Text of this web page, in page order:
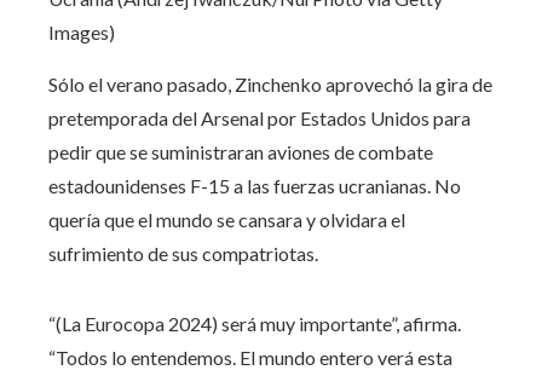
Images)
Sólo el verano pasado, Zinchenko aprovechó la gira de
pretemporada del Arsenal por Estados Unidos para
pedir que se suministraran aviones de combate
estadounidenses F-15 a las fuerzas ucranianas. No
quería que el mundo se cansara y olvidara el
sufrimiento de sus compatriotas.
“(La Eurocopa 2024) será muy importante”, afirma.
“Todos lo entendemos. El mundo entero verá esta